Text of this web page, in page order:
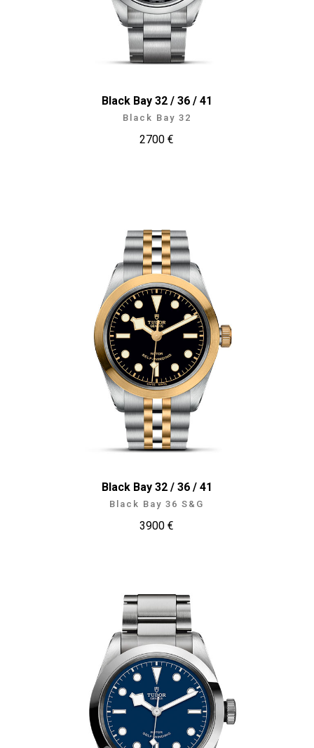
Black Bay 32 / 36 / 41
Black Bay 32
2700 €
Black Bay 32 / 36 / 41
Black Bay 36 S&G
3900 €